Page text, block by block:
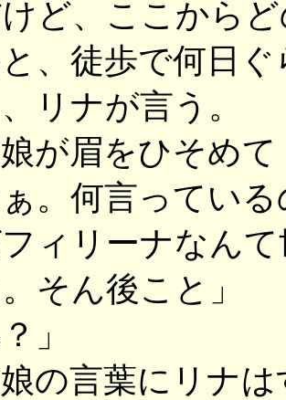
ど、ここから
、徒歩で何日ぐ
リナが言う。
が眉をひそめて
ぁ。何言ってい
ィリーナなんて
そん後こと」
」
の言葉にリナは